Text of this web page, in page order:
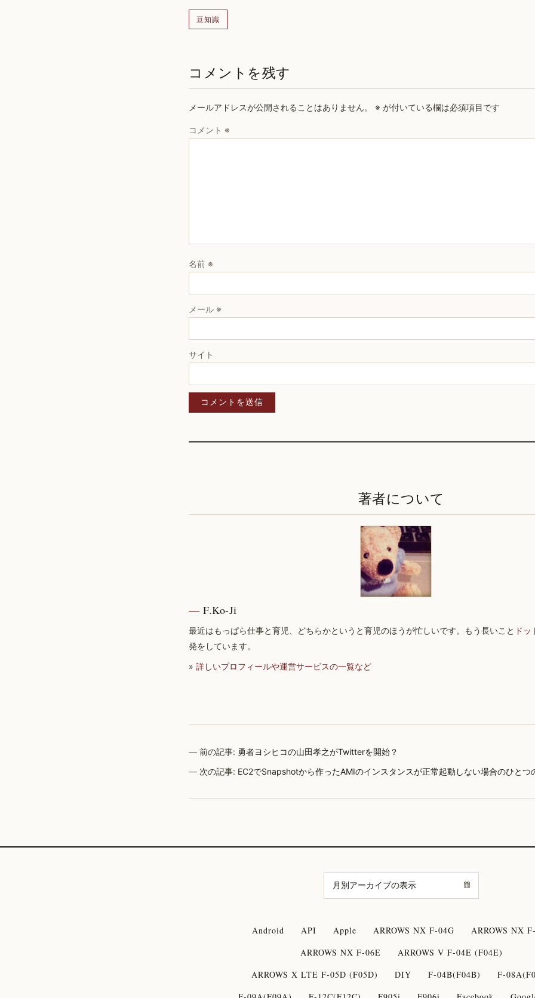
豆知識
コメントを残す
メールアドレスが公開されることはありません。 ※ が付いている欄は必須項目です
コメント ※
名前 ※
メール ※
サイト
著者について
F.Ko-Ji
最近はもっぱら仕事と育児、どちらかというと育児のほうが忙しいです。もう長いこと ド
発をしています。
» 詳しいプロフィールや運営サービスの一覧など
前の記事: 勇者ヨシヒコの山田孝之がTwitterを開始？
次の記事: EC2でSnapshotから作ったAMIのインスタンスが正常起動しない場合のひとつ
Android API Apple ARROWS NX F-04G
ARROWS NX
ARROWS NX F-06E
ARROWS V F-04E (F04E)
ARROWS X LTE F-05D (F05D)
DIY F-04B(F04B)
F-